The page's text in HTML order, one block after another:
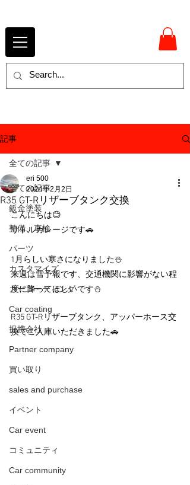
記事
全ての記事
鈑金塗装
整備、車検
パーツ
カスタマイズ
カーコーティング
Car coating
提携会社
Partner company
買い取り
sales and purchase
イベント
Car event
コミュニティ
Car community
全ての記事
R35 GT-Rリザーブタンク交換
eri 500
2024年2月2日
こんにちは😊
リトルガレージです🚗
1月らしい寒さになりました⛄
来週は雪予報です、交通機関に影響がない程
度に降ってほしいです⛄
R35 GT-Rリザーブタンク、アッパーホース交
換でご入庫いただきました🚗